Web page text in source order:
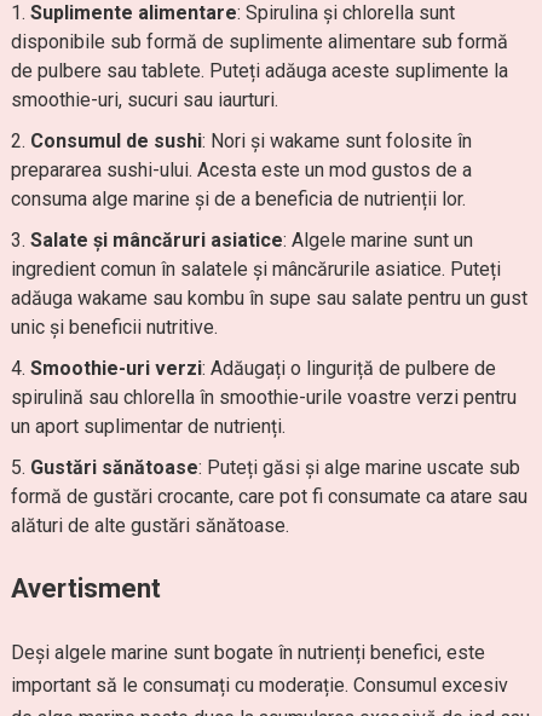
Suplimente alimentare: Spirulina și chlorella sunt
disponibile sub formă de suplimente alimentare sub formă
de pulbere sau tablete. Puteți adăuga aceste suplimente la
smoothie-uri, sucuri sau iaurturi.
Consumul de sushi: Nori și wakame sunt folosite în
prepararea sushi-ului. Acesta este un mod gustos de a
consuma alge marine și de a beneficia de nutrienții lor.
Salate și mâncăruri asiatice: Algele marine sunt un
ingredient comun în salatele și mâncărurile asiatice. Puteți
adăuga wakame sau kombu în supe sau salate pentru un gust
unic și beneficii nutritive.
Smoothie-uri verzi: Adăugați o linguriță de pulbere de
spirulină sau chlorella în smoothie-urile voastre verzi pentru
un aport suplimentar de nutrienți.
Gustări sănătoase: Puteți găsi și alge marine uscate sub
formă de gustări crocante, care pot fi consumate ca atare sau
alături de alte gustări sănătoase.
Avertisment
Deși algele marine sunt bogate în nutrienți benefici, este
important să le consumați cu moderație. Consumul excesiv